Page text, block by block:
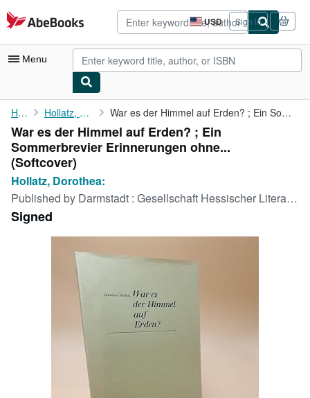
Skip to main content
AbeBooks.com USD
Site
shopping
preferences
Sign in
Menu
My Account
My Purchases
Advanced Search
Browse Collections
Home Hollatz, Dorothea: War es der Himmel auf Erden? ; Ein Sommerbrevier Erinnerungen ...
War es der Himmel auf Erden? ; Ein
Sommerbrevier Erinnerungen ohne...
(Softcover)
Hollatz, Dorothea:
Published by Darmstadt : Gesellschaft Hessischer Literaturfreunde, 1971
Signed